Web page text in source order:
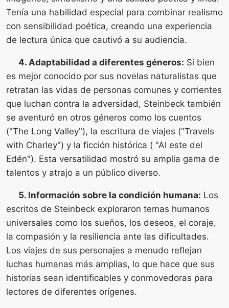
Tenía una habilidad especial para combinar realismo
con sensibilidad poética, creando una experiencia
de lectura única que cautivó a su audiencia.
4. Adaptabilidad a diferentes géneros: Si bien
es mejor conocido por sus novelas naturalistas que
retratan las vidas de personas comunes y corrientes
que luchan contra la adversidad, Steinbeck también
se aventuró en otros géneros como los cuentos
("The Long Valley"), la escritura de viajes ("Travels
with Charley") y la ficción histórica ( "Al este del
Edén"). Esta versatilidad mostró su amplia gama de
talentos y atrajo a un público diverso.
5. Información sobre la condición humana: Los
escritos de Steinbeck exploraron temas humanos
universales como los sueños, los deseos, el coraje,
la compasión y la resiliencia ante las dificultades.
Los viajes de sus personajes a menudo reflejan
luchas humanas más amplias, lo que hace que sus
historias sean identificables y conmovedoras para
lectores de diferentes orígenes.